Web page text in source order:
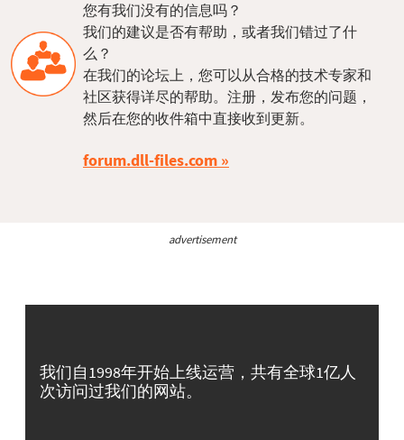
您有我们没有的信息吗？
我们的建议是否有帮助，或者我们错过了什
么？
在我们的论坛上，您可以从合格的技术专家和
社区获得详尽的帮助。注册，发布您的问题，
然后在您的收件箱中直接收到更新。
forum.dll-files.com
advertisement
我们自1998年开始上线运营，共有全球1亿人
次访问过我们的网站。